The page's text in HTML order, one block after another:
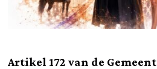
Artikel 172 van de